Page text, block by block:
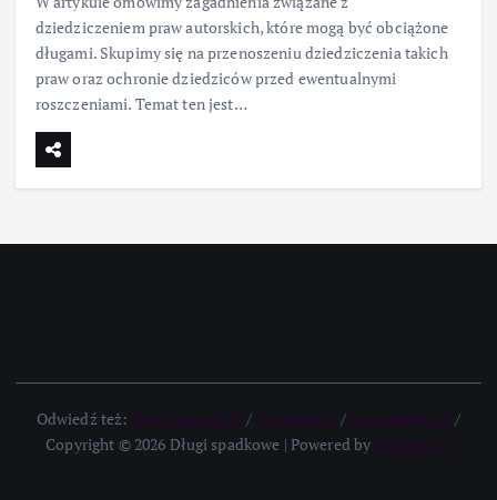
dziedziczeniem praw autorskich, które mogą być obciążone
długami. Skupimy się na przenoszeniu dziedziczenia takich
praw oraz ochronie dziedziców przed ewentualnymi
roszczeniami. Temat ten jest…
Odwiedź też: / /
/
Copyright © 2026 Długi spadkowe | Powered by